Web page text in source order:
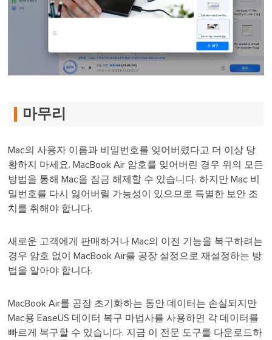
마무리
Mac의 사용자 이름과 비밀번호를 잊어버렸다고 더 이상 당
황하지 마세요. MacBook Air 암호를 잊어버린 경우 위의 모든
방법을 통해 Mac을 잠금 해제할 수 있습니다. 하지만 Mac 비
밀번호를 다시 잃어버릴 가능성이 있으므로 특별한 보안 조
치를 취해야 합니다.
새로운 고객에게 판매하거나 Mac의 이전 기능을 복구하려는
경우 암호 없이 MacBook Air를 공장 설정으로 재설정하는 방
법을 알아야 합니다.
MacBook Air를 공장 초기화하는 동안 데이터는 손실되지만
Mac용 EaseUS 데이터 복구 마법사를 사용하면 각 데이터를
빠르게 복구할 수 있습니다. 지금 이 전문 도구를 다운로드하